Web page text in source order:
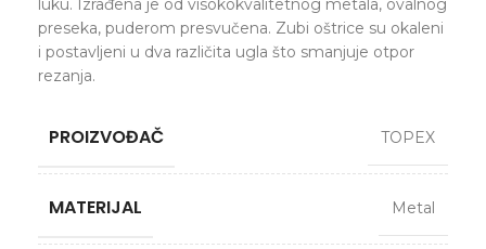
luku. Izrađena je od visokokvalitetnog metala, ovalnog
preseka, puderom presvučena. Zubi oštrice su okaleni
i postavljeni u dva različita ugla što smanjuje otpor
rezanja.
PROIZVOĐAČ TOPEX
MATERIJAL Metal